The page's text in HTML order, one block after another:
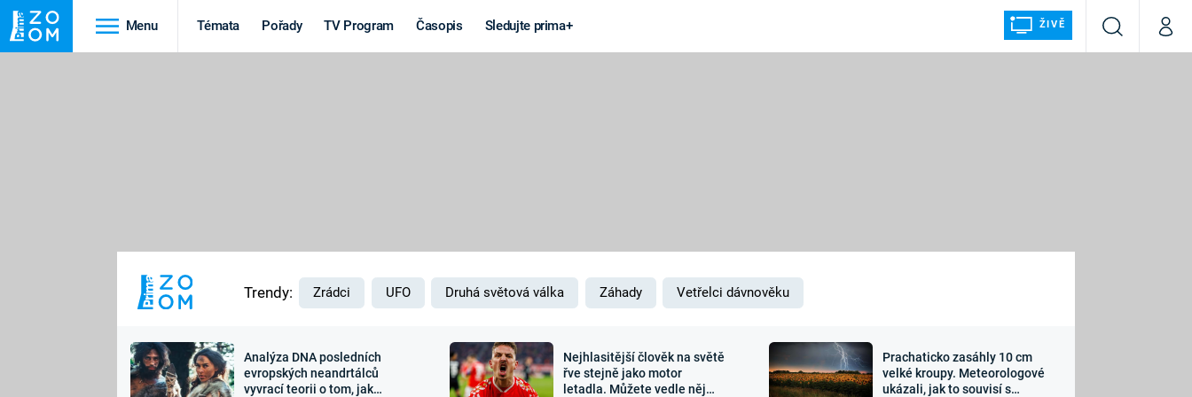
Menu Témata Pořady TV Program Časopis Sledujte prima+ ŽIVĚ
VyhledáváníMůj
MARS
Výročí
Záhady a
Zajímavosti Sledujte nás
Trendy: Zrádci UFO Druhá světová válka Záhady Vetřelci dávnověku
Analýza DNA posledních
evropských neandrtálců
vyvrací teorii o tom, jak
Nejhlasitější člověk na světě
řve stejně jako motor
letadla. Můžete vedle něj
Prachaticko zasáhly 10 cm
velké kroupy. Meteorologové
ukázali, jak to souvisí s